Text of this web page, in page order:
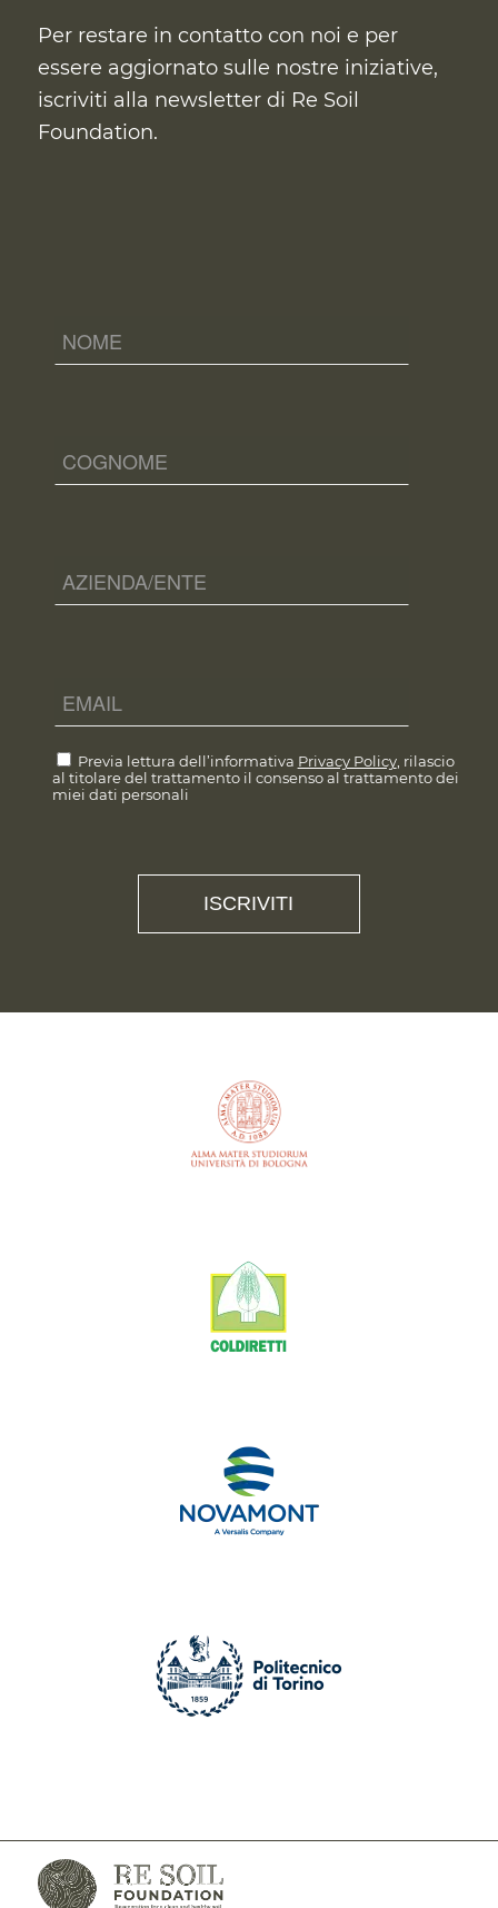
Per restare in contatto con noi e per
essere aggiornato sulle nostre iniziative,
iscriviti alla newsletter di Re Soil
Foundation.
Previa lettura dell’informativa Privacy Policy, rilascio
al titolare del trattamento il consenso al trattamento dei
miei dati personali